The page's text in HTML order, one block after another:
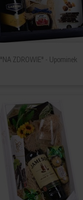
"NA ZDROWIE" - Upominek